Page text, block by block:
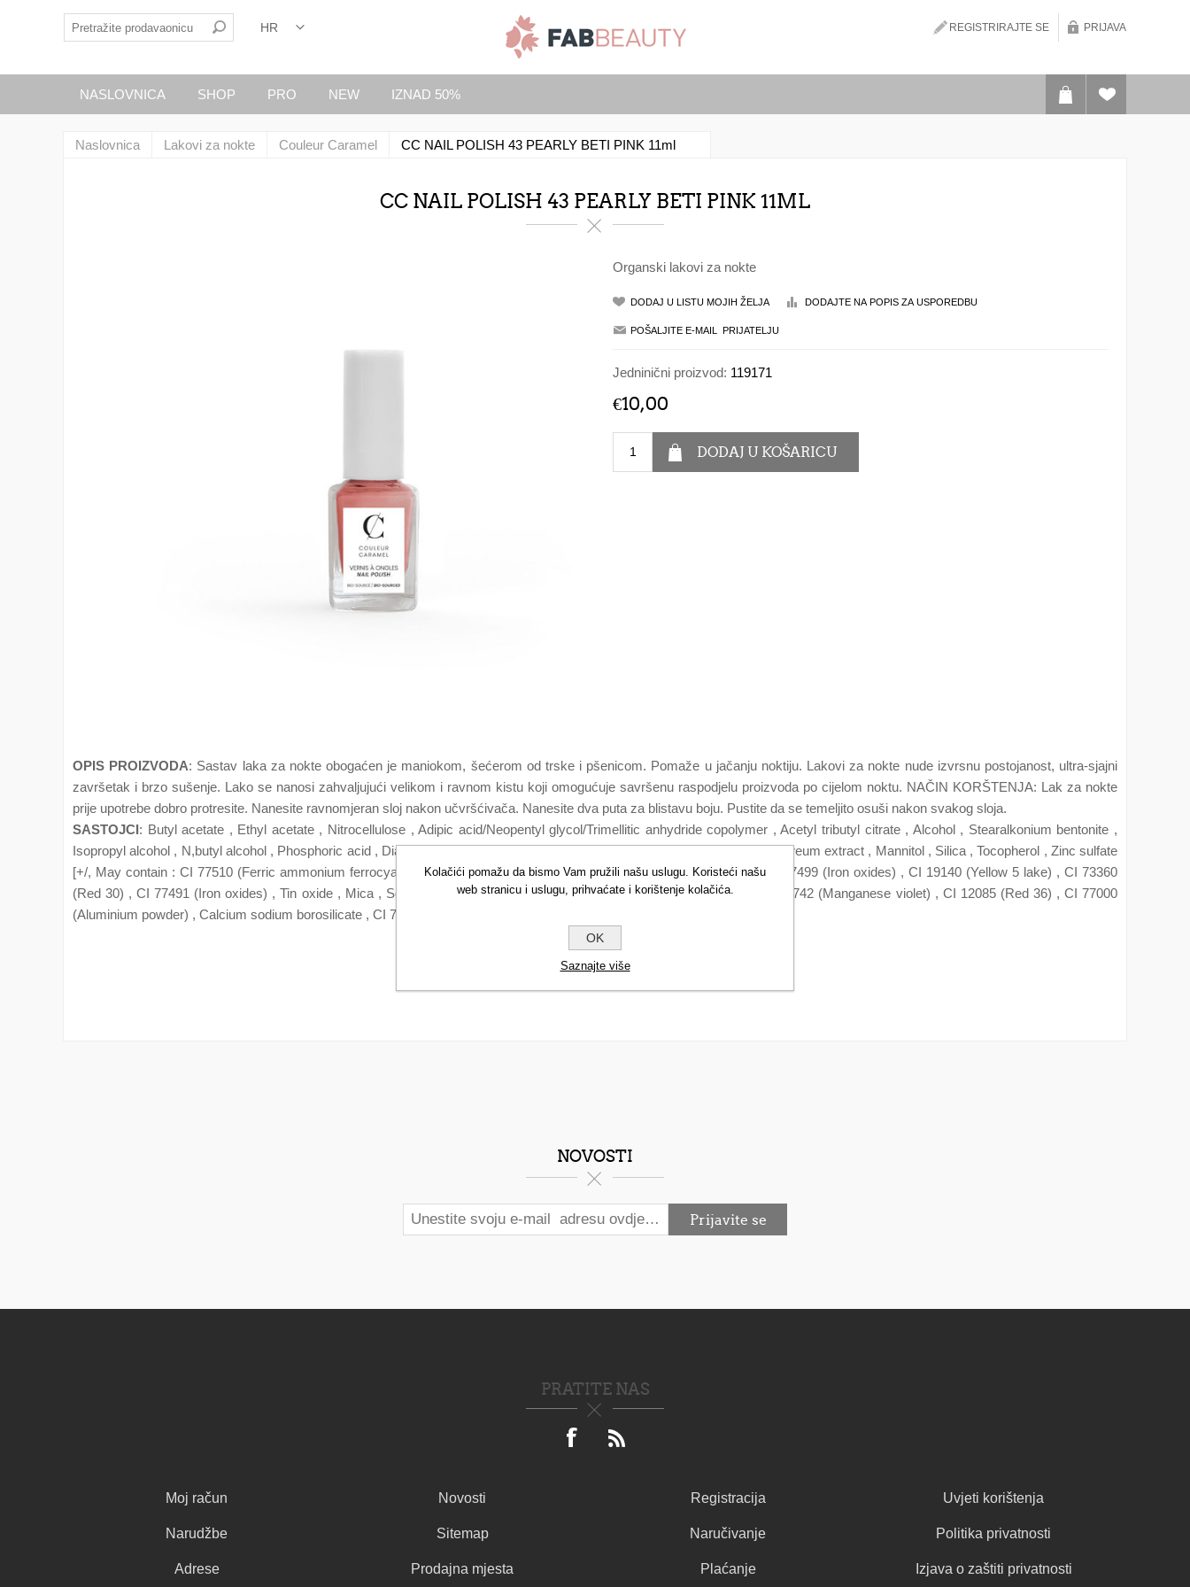
REGISTRIRAJTE SE PRIJAVA
NASLOVNICA SHOP PRO NEW IZNAD 50%
Naslovnica Lakovi za nokte Couleur Caramel CC NAIL POLISH 43 PEARLY BETI PINK 11ml
CC NAIL POLISH 43 PEARLY BETI PINK 11ML
Organski lakovi za nokte
Jedninični proizvod: 119171
€10,00
OPIS PROIZVODA: Sastav laka za nokte obogaćen je maniokom, šećerom od trske i pšenicom. Pomaže u jačanju noktiju. Lakovi za nokte nude izvrsnu postojanost, ultra-sjajni
završetak i brzo sušenje. Lako se nanosi zahvaljujući velikom i ravnom kistu koji omogućuje savršenu raspodjelu proizvoda po cijelom noktu. NAČIN KORŠTENJA: Lak za nokte
prije upotrebe dobro protresite. Nanesite ravnomjeran sloj nakon učvršćivača. Nanesite dva puta za blistavu boju. Pustite da se temeljito osuši nakon svakog sloja.
SASTOJCI: Butyl acetate , Ethyl acetate , Nitrocellulose , Adipic acid/Neopentyl glycol/Trimellitic anhydride copolymer , Acetyl tributyl citrate , Alcohol , Stearalkonium bentonite ,
Isopropyl alcohol , N,butyl alcohol , Phosphoric acid , Diacetone alcohol , Diatomaceous earth , Hexanal , Lithotamnion calcareum extract , Mannitol , Silica , Tocopherol , Zinc sulfate
[+/, May contain : CI 77510 (Ferric ammonium ferrocyanide) , CI 15880 (Red 34 Lake) , CI 77891 (Titanium dioxide) , CI 77499 (Iron oxides) , CI 19140 (Yellow 5 lake) , CI 73360
(Red 30) , CI 77491 (Iron oxides) , Tin oxide , Mica , Sorbic acid , CI 15850 (Red 7 lake) , Synthetic fluorphlogopite , CI 77742 (Manganese violet) , CI 12085 (Red 36) , CI 77000
(Aluminium powder) , Calcium sodium borosilicate , CI 77007 (Ultramarines)* (1) iz organskog uzgoja
NOVOSTI
PRATITE NAS
Moj račun
Narudžbe
Adrese
Novosti
Sitemap
Prodajna mjesta
Registracija
Naručivanje
Plaćanje
Uvjeti korištenja
Politika privatnosti
Izjava o zaštiti privatnosti
Kolačići pomažu da bismo Vam pružili našu uslugu. Koristeći našu
web stranicu i uslugu, prihvaćate i korištenje kolačića.
OK
Saznajte više